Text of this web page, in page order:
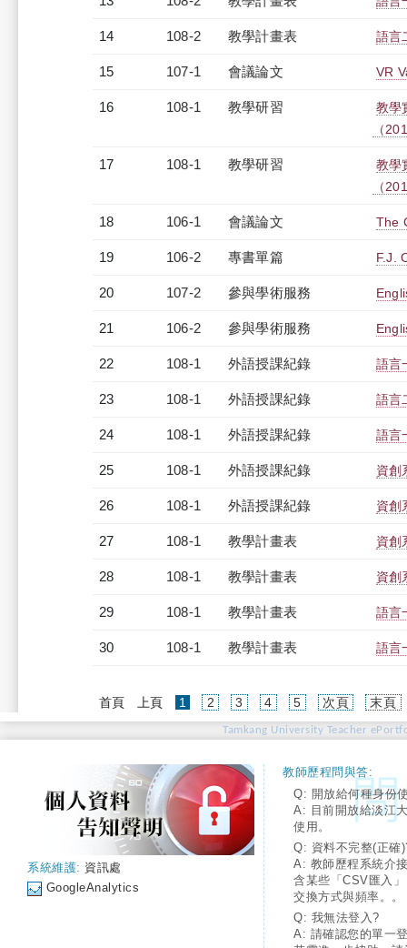
14 108-2 教學計畫表 語言
15 107-1 會議論文 VR
16 108-1 教學研習
教學
（
17 108-1 教學研習
教學
（
18 106-1 會議論文 The
19 106-2 專書單篇 F.J.
20 107-2 參與學術服務
21 106-2 參與學術服務
22 108-1 外語授課紀錄 語言
23 108-1 外語授課紀錄 語言
24 108-1 外語授課紀錄 語言
25 108-1 外語授課紀錄 資創
26 108-1 外語授課紀錄 資創
27 108-1 教學計畫表 資創
28 108-1 教學計畫表 資創
29 108-1 教學計畫表 語言
30 108-1 教學計畫表 語言
首頁 上頁 1 (current)
2 3 4 5 次頁 末頁
Tamkang University Teacher
系統維護: 資訊處
GoogleAnalytics
教師歷程問與答:
Q: 開放給何種身份
A: 目前開放給淡江
使用。
Q: 資料不完整(正確
A: 教師歷程系統介
含某些「CSV匯入
交換方式與頻率。。
Q: 我無法登入?
A: 請確認您的單一